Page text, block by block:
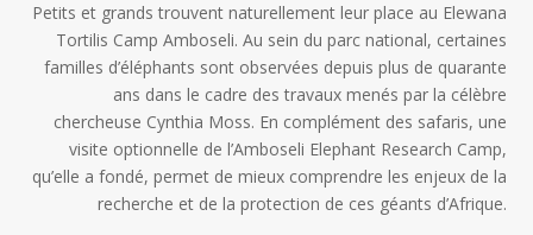
Petits et grands trouvent naturellement leur place au Elewana
Tortilis Camp Amboseli. Au sein du parc national, certaines
familles d’éléphants sont observées depuis plus de quarante
ans dans le cadre des travaux menés par la célèbre
chercheuse Cynthia Moss. En complément des safaris, une
visite optionnelle de l’Amboseli Elephant Research Camp,
qu’elle a fondé, permet de mieux comprendre les enjeux de la
recherche et de la protection de ces géants d’Afrique.